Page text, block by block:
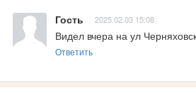
Гость 2025.02.03 15:08
Видел вчера на ул
Ответить